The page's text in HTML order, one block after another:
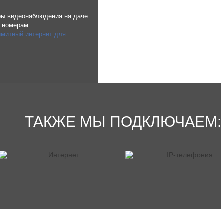
видеонаблюдения на даче
номерам.
интернет для
ТАКЖЕ МЫ ПОДКЛЮЧАЕМ: